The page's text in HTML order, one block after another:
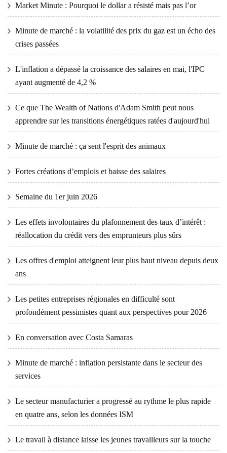
Market Minute : Pourquoi le dollar a résisté mais pas l’or
Minute de marché : la volatilité des prix du gaz est un écho des
crises passées
L'inflation a dépassé la croissance des salaires en mai, l'IPC
ayant augmenté de 4,2 %
Ce que The Wealth of Nations d'Adam Smith peut nous
apprendre sur les transitions énergétiques ratées d'aujourd'hui
Minute de marché : ça sent l'esprit des animaux
Fortes créations d’emplois et baisse des salaires
Semaine du 1er juin 2026
Les effets involontaires du plafonnement des taux d’intérêt :
réallocation du crédit vers des emprunteurs plus sûrs
Les offres d'emploi atteignent leur plus haut niveau depuis deux
ans
Les petites entreprises régionales en difficulté sont
profondément pessimistes quant aux perspectives pour 2026
En conversation avec Costa Samaras
Minute de marché : inflation persistante dans le secteur des
services
Le secteur manufacturier a progressé au rythme le plus rapide
en quatre ans, selon les données ISM
Le travail à distance laisse les jeunes travailleurs sur la touche